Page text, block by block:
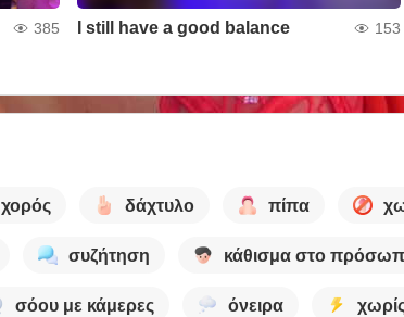
385 I still have a good balance 153
χορός δάχτυλο πίπα
συζήτηση κάθισμα στο
σόου με κάμερες όνειρα